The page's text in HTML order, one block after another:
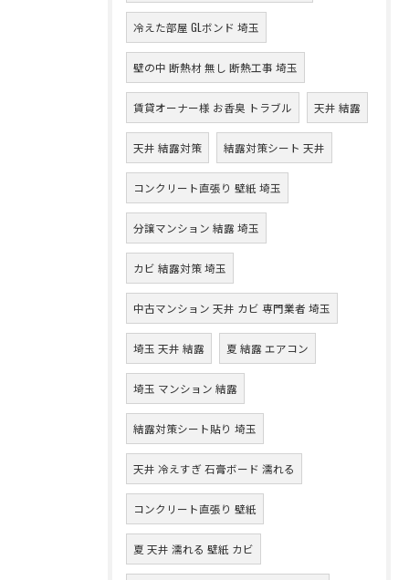
冷えた部屋 GLボンド 埼玉
壁の中 断熱材 無し 断熱工事 埼玉
賃貸オーナー様 お香臭 トラブル 天井 結露
天井 結露対策 結露対策シート 天井
コンクリート直張り 壁紙 埼玉
分譲マンション 結露 埼玉
カビ 結露対策 埼玉
中古マンション 天井 カビ 専門業者 埼玉
埼玉 天井 結露 夏 結露 エアコン
埼玉 マンション 結露
結露対策シート貼り 埼玉
天井 冷えすぎ 石膏ボード 濡れる
コンクリート直張り 壁紙
夏 天井 濡れる 壁紙 カビ